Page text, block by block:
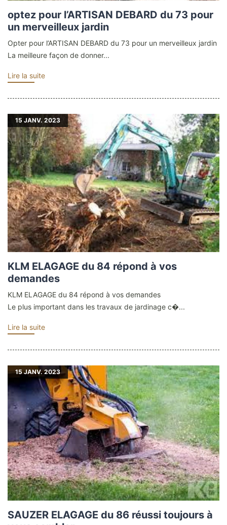
optez pour l’ARTISAN DEBARD du 73 pour
un merveilleux jardin
Opter pour l’ARTISAN DEBARD du 73 pour un merveilleux jardin
La meilleure façon de donner...
Lire la suite
15 JANV. 2023
KLM ELAGAGE du 84 répond à vos
demandes
KLM ELAGAGE du 84 répond à vos demandes
Le plus important dans les travaux de jardinage c�...
Lire la suite
15JANV. 2023
SAUZER ELAGAGE du 86 réussi toujours à